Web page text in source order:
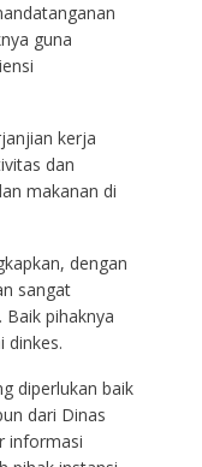
guna
kerja
dan
makanan di
dengan
sangat
pihaknya
dinkes.
diperlukan baik
dari Dinas
informasi